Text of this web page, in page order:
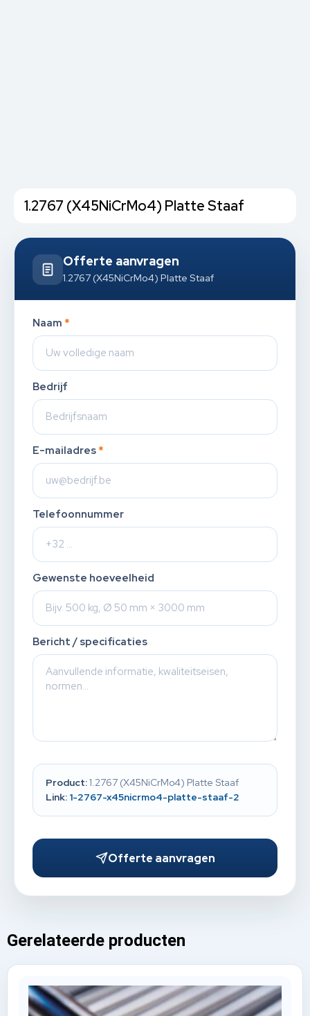
1.2767 (X45NiCrMo4) Platte Staaf
Offerte aanvragen
1.2767 (X45NiCrMo4) Platte Staaf
Naam *
Bedrijf
E-mailadres *
Telefoonnummer
Gewenste hoeveelheid
Bericht / specificaties
Product:1.2767 (X45NiCrMo4) Platte Staaf
Link: 1-2767-x45nicrmo4-platte-staaf-2
Offerte aanvragen
Gerelateerde producten